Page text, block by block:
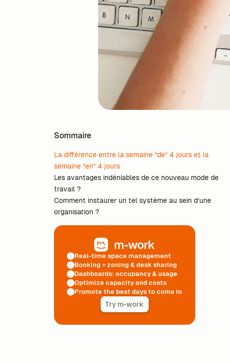
Sommaire
La différence entre la semaine “de” 4 jours et la
semaine “en” 4 jours
Les avantages indéniables de ce nouveau mode de
travail ?
Comment instaurer un tel système au sein d’une
organisation ?
Real-time space management
Booking + zoning & desk sharing
Dashboards: occupancy & usage
Optimize capacity and costs
Promote the best days to come in
Try m-work